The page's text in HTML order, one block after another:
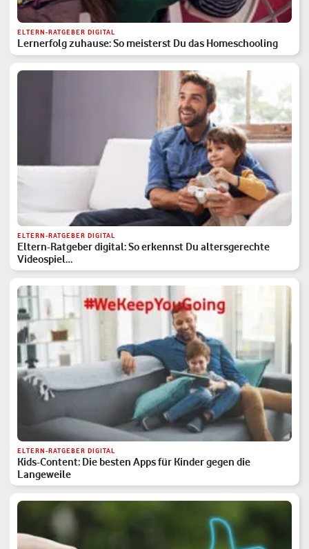
ELTERN-RATGEBER DIGITAL
Lernerfolg zuhause: So meisterst Du das Homeschooling
ELTERN-RATGEBER DIGITAL
Eltern-Ratgeber digital: So erkennst Du altersgerechte
Videospiel…
ELTERN-RATGEBER DIGITAL
Kids-Content: Die besten Apps für Kinder gegen die
Langeweile